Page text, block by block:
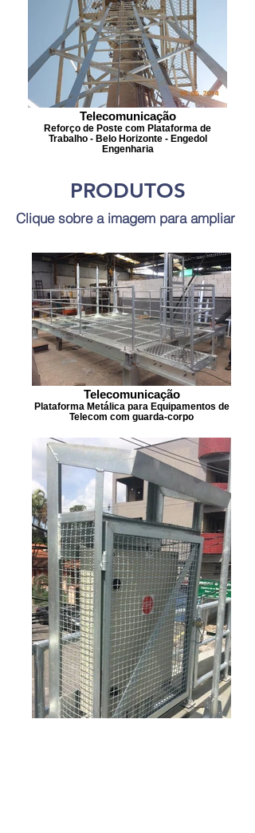
Telecomunicação
Reforço de Poste com Plataforma de
Trabalho - Belo Horizonte - Engedol
Engenharia
PRODUTOS
Clique sobre a imagem para ampliar
Telecomunicação
Plataforma Metálica para Equipamentos de
Telecom com guarda-corpo